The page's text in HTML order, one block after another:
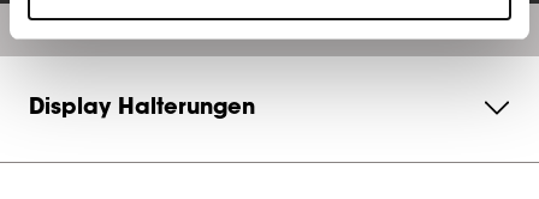
Display Halterungen